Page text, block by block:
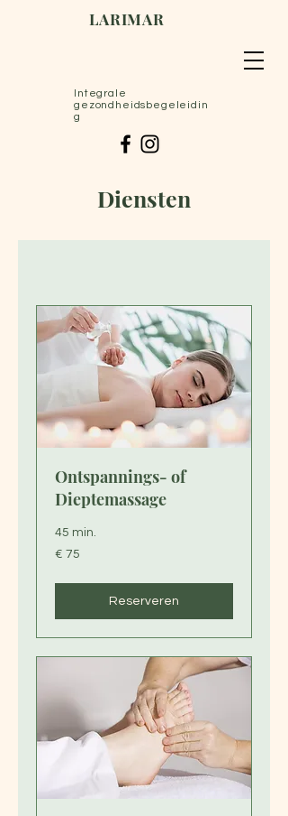
Integrale
gezondheidsbegeleidin
g
LARIMAR
Diensten
Ontspannings- of
Dieptemassage
45 min.
75
euro
€ 75
Reserveren